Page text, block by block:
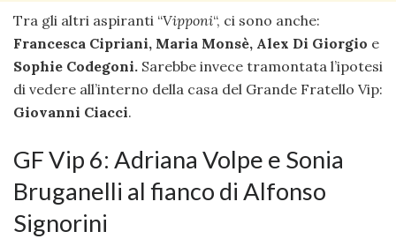
Tra gli altri aspiranti “Vipponi“, ci sono anche:
Francesca Cipriani, Maria Monsè, Alex Di Giorgio e
Sophie Codegoni. Sarebbe invece tramontata l’ipotesi
di vedere all’interno della casa del Grande Fratello Vip:
Giovanni Ciacci.
GF Vip 6: Adriana Volpe e Sonia
Bruganelli al fianco di Alfonso
Signorini